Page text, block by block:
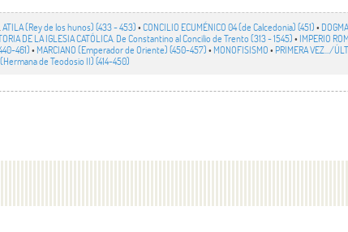
ATILA (Rey de los hunos) (433 - 453)•CONCILIO ECUMÉNICO 04 (de Calcedonia) (451)•
DE LA IGLESIA CATÓLICA. De Constantino al Concilio de Trento (313 - 1545)• IMPERIO
461)• MARCIANO (Emperador de Oriente) (450-457)• MONOFISISMO• PRIMERA VEZ.../
(Hermana de Teodosio II) (414-450)